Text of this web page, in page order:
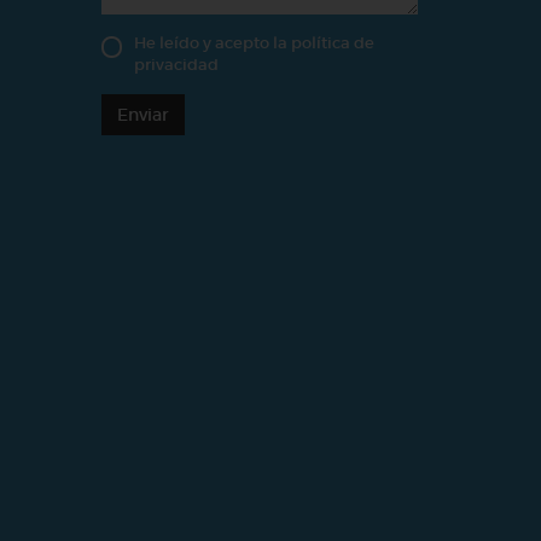
He leído y acepto la política de
privacidad
Enviar